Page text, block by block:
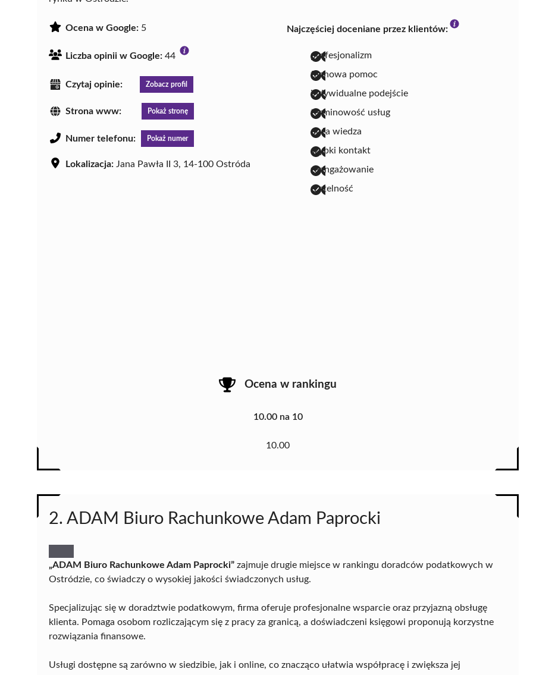
Ocena w Google: 5
Liczba opinii w Google: 44
Czytaj opinie: Zobacz profil
Strona www: Pokaż stronę
Numer telefonu: Pokaż numer
Lokalizacja: Jana Pawła II 3, 14-100 Ostróda
Najczęściej doceniane przez klientów:
profesjonalizm
fachowa pomoc
indywidualne podejście
terminowość usług
duża wiedza
szybki kontakt
zaangażowanie
rzetelność
Ocena w rankingu
10.00 na 10
10.00
2. ADAM Biuro Rachunkowe Adam Paprocki
„ADAM Biuro Rachunkowe Adam Paprocki” zajmuje drugie miejsce w rankingu doradców podatkowych w
Ostródzie, co świadczy o wysokiej jakości świadczonych usług.
Specjalizując się w doradztwie podatkowym, firma oferuje profesjonalne wsparcie oraz przyjazną obsługę
klienta. Pomaga osobom rozliczającym się z pracy za granicą, a doświadczeni księgowi proponują korzystne
rozwiązania finansowe.
Usługi dostępne są zarówno w siedzibie, jak i online, co znacząco ułatwia współpracę i zwiększa jej